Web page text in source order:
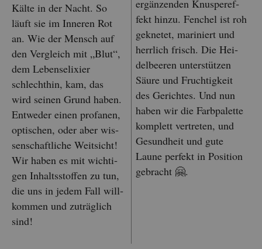
Kälte in der Nacht. So
läuft sie im In­ne­ren Rot
an. Wie der Mensch auf
den Ver­gleich mit „Blut“,
dem Le­bens­eli­xier
schlecht­hin, kam, das
wird sei­nen Grund haben.
Ent­we­der einen pro­fa­nen,
op­ti­schen, oder aber wis­
sen­schaft­li­che Weit­sicht!
Wir haben es mit wich­ti­
gen In­halts­stof­fen zu tun,
die uns in jedem Fall will­
kom­men und zu­träg­lich
sind!
er­gän­zen­den Knus­per­ef­
fekt hinzu. Fen­chel ist roh
ge­kne­tet, ma­ri­niert und
herr­lich frisch. Die Hei­
del­bee­ren un­ter­stüt­zen
Säure und Fruch­tig­keit
des Ge­rich­tes. Und nun
haben wir die Farb­pa­let­te
kom­plett ver­tre­ten, und
Ge­sund­heit und gute
Laune per­fekt in Po­si­ti­on
ge­bracht 🤗.